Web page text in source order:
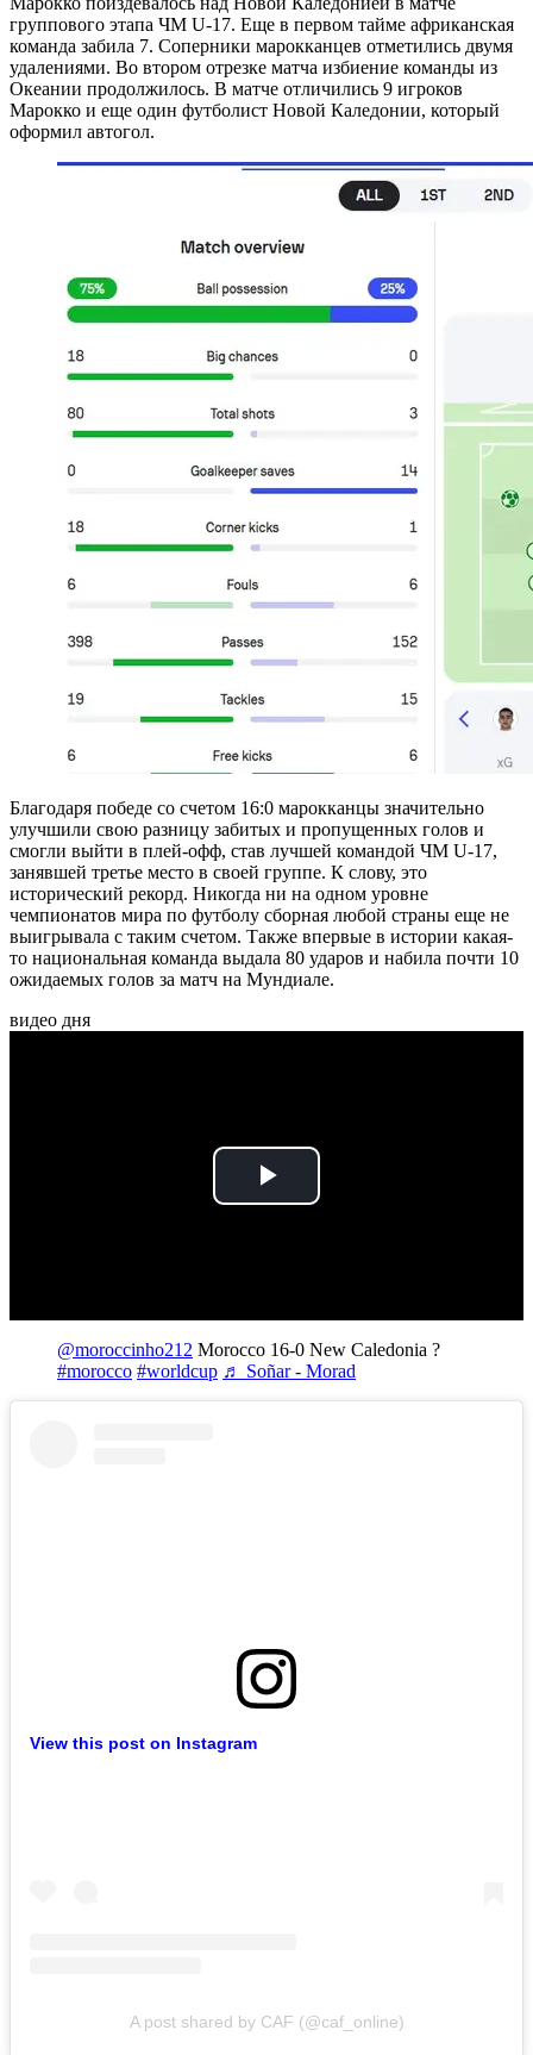
группового этапа ЧМ U-17. Еще в первом тайме африканская
команда забила 7. Соперники марокканцев отметились двумя
удалениями. Во втором отрезке матча избиение команды из
Океании продолжилось. В матче отличились 9 игроков
Марокко и еще один футболист Новой Каледонии, который
оформил автогол.
Благодаря победе со счетом 16:0 марокканцы значительно
улучшили свою разницу забитых и пропущенных голов и
смогли выйти в плей-офф, став лучшей командой ЧМ U-17,
занявшей третье место в своей группе. К слову, это
исторический рекорд. Никогда ни на одном уровне
чемпионатов мира по футболу сборная любой страны еще не
выигрывала с таким счетом. Также впервые в истории какая-
то национальная команда выдала 80 ударов и набила почти 10
ожидаемых голов за матч на Мундиале.
видео дня
Play
@moroccinho212 Morocco 16-0 New Caledonia ?
#morocco #worldcup ♬ Soñar - Morad
View this post on Instagram
A post shared by CAF (@caf_online)